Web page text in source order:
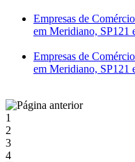
Empresas de
em Meridiano, SP121
Empresas de
em Meridiano, SP121
1
2
3
4